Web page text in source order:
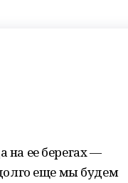
на ее берегах —
еще мы будем